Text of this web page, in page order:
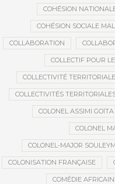
COHÉSION
COHÉSION SOCIALE
COLLABORATION
COLLECTIF POUR
COLLECTIVITÉ TERRITORIALE
COLLECTIVITÉS
COLONEL ASSIMI GOÏTA
COLONEL
COLONEL-MAJOR
COLONISATION FRANÇAISE
COMÉDIE